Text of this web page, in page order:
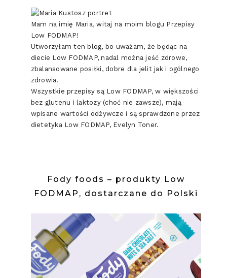
Mam na imię Maria, witaj na moim blogu Przepisy
Low FODMAP!
Utworzyłam ten blog, bo uważam, że będąc na
diecie Low FODMAP, nadal można jeść zdrowe,
zbalansowane posiłki, dobre dla jelit jak i ogólnego
zdrowia.
Wszystkie przepisy są Low FODMAP, w większości
bez glutenu i laktozy (choć nie zawsze), mają
wpisane wartości odżywcze i są sprawdzone przez
dietetyka Low FODMAP, Evelyn Toner.
Fody foods – produkty Low
FODMAP, dostarczane do Polski